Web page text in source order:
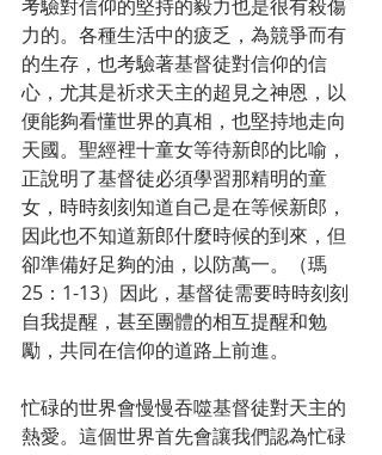
考驗對信仰的堅持的毅力也是很有殺傷
力的。各種生活中的疲乏，為競爭而有
的生存，也考驗著基督徒對信仰的信
心，尤其是祈求天主的超見之神恩，以
便能夠看懂世界的真相，也堅持地走向
天國。聖經裡十童女等待新郎的比喻，
正說明了基督徒必須學習那精明的童
女，時時刻刻知道自己是在等候新郎，
因此也不知道新郎什麼時候的到來，但
卻準備好足夠的油，以防萬一。（瑪
25：1-13）因此，基督徒需要時時刻刻
自我提醒，甚至團體的相互提醒和勉
勵，共同在信仰的道路上前進。
忙碌的世界會慢慢吞噬基督徒對天主的
熱愛。這個世界首先會讓我們認為忙碌